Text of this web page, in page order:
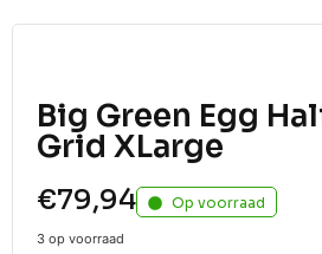
Big Green Egg
Grid XLarge
€79,94 Op voorraad
3 op voorraad